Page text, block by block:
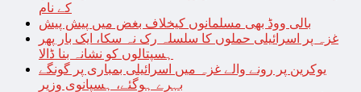
کے نام
بالی ووڈ بھی مسلمانوں کیخلاف بغض میں پیش پیش
غزہ پر اسرائیلی حملوں کا سلسلہ رک نہ سکا، ایک بار پھر
ہسپتالوں کو نشانہ بنا ڈالا
یوکرین پر رونے والے غزہ میں اسرائیلی بمباری پر گونگے
بہرے ہوگئے، ہسپانوی وزیر